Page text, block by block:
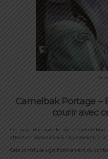
Du
Camelbak Portage –
courir avec
On peut dire que le sac d’hydratation
attention particulière à l’ajustement, à
Cela contribue significativement au